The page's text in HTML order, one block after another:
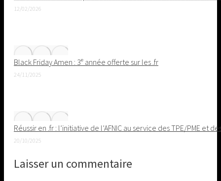
12/02/2026
Black Friday Amen : 3ᵉ année offerte sur les .fr
24/11/2025
Réussir en .fr : l’initiative de l’AFNIC au service des TPE/PME et
20/10/2025
Laisser un commentaire